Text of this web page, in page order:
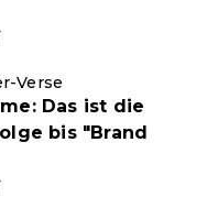
Verse
Das ist die
bis "Brand